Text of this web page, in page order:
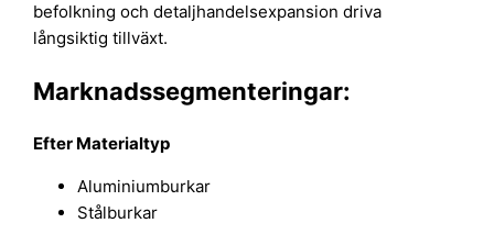
befolkning och detaljhandelsexpansion driva
långsiktig tillväxt.
Marknadssegmenteringar:
Efter Materialtyp
Aluminiumburkar
Stålburkar